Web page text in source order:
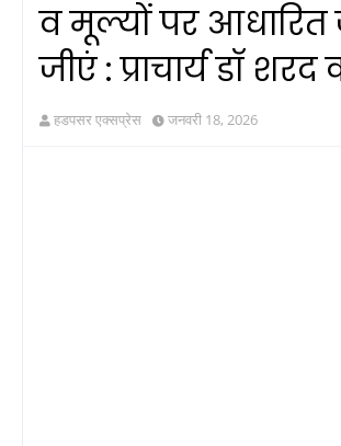
व मूल्यों पर आधारित
जीएं : प्राचार्य डॉ शरद
हडपसर एक्सप्रेस जनवरी 18, 2026